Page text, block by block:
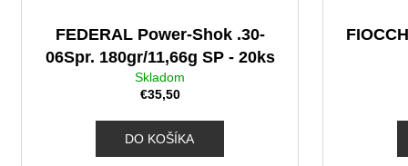
FEDERAL Power-Shok .30-
06Spr. 180gr/11,66g SP - 20ks
Skladom
€35,50
DO KOŠÍKA